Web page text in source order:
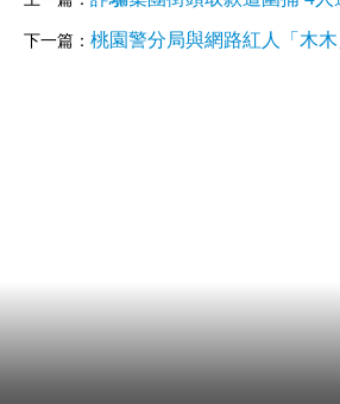
下一篇： 桃園警分局與網路紅人「木木」介紹常